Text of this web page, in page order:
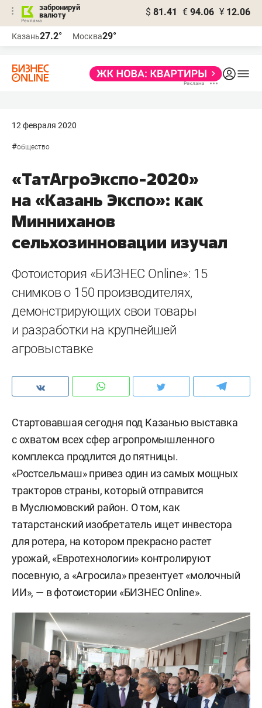
забронируй
валюту
$ 81.41 € 94.06 ¥ 12.06
Казань27.2° Москва29°
12 февраля 2020
#общество
«ТатАгроЭкспо-2020»
на «Казань Экспо»: как
Минниханов
сельхозинновации изучал
Фотоистория «БИЗНЕС Online»: 15
снимков о 150 производителях,
демонстрирующих свои товары
и разработки на крупнейшей
агровыставке
Стартовавшая сегодня под Казанью выставка
с охватом всех сфер агропромышленного
комплекса продлится до пятницы.
«Ростсельмаш» привез один из самых мощных
тракторов страны, который отправится
в Муслюмовский район. О том, как
татарстанский изобретатель ищет инвестора
для ротера, на котором прекрасно растет
урожай, «Евротехнологии» контролируют
посевную, а «Агросила» презентует «молочный
ИИ», — в фотоистории «БИЗНЕС Online».